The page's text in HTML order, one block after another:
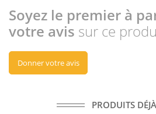
Soyez le premier à
votre avis sur ce
Donner votre avis
PRODUITS